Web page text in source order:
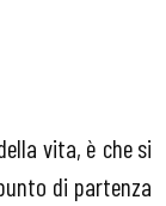
vita, è che si
di partenza